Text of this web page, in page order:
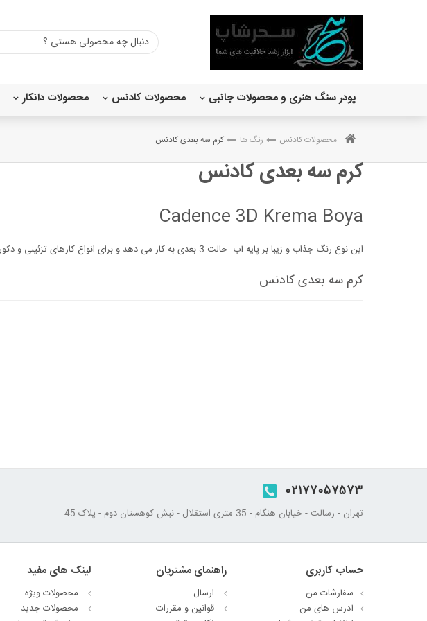
پودر سنگ هنری و محصولات جانبی محصولات کادنس محصولات دانکار
محصولات کادنس رنگ ها کرم سه بعدی کادنس
کرم سه بعدی کادنس
Cadence 3D Krema Boya
این نوع رنگ جذاب و زیبا بر پایه آب حالت 3 بعدی به کار می دهد و برای انواع کارهای تزئینی و دکوراتیو قابل استفاده است و کاملا روی کار طبیعی جلوه میدهد
کرم سه بعدی کادنس
02177057573
تهران - رسالت - خیابان هنگام - 35 متری استقلال - نبش کوهستان دوم - پلاک 45
حساب کاربری
سفارشات من
آدرس های من
راهنمای مشتریان
ارسال
قوانین و مقررات
لینک های مفید
محصولات ویژه
محصولات جدید